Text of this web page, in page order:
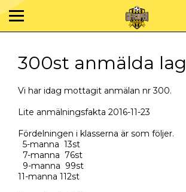
300st anmälda lag
Vi har idag mottagit anmälan nr 300.
Lite anmälningsfakta 2016-11-23
Fördelningen i klasserna är som följer.
5-manna 13st
7-manna 76st
9-manna 99st
11-manna 112st